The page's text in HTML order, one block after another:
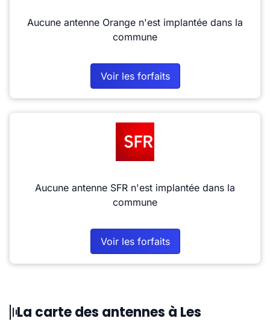
Aucune antenne Orange n'est implantée dans la
commune
Voir les forfaits
Aucune antenne SFR n'est implantée dans la
commune
Voir les forfaits
La carte des antennes à Les